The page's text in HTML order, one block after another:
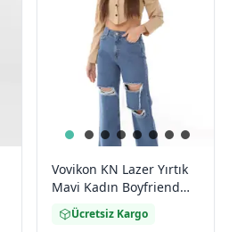
Vovikon KN Lazer Yırtık
Mavi Kadın Boyfriend
Bol Paça Jean Pantolon
Ücretsiz Kargo